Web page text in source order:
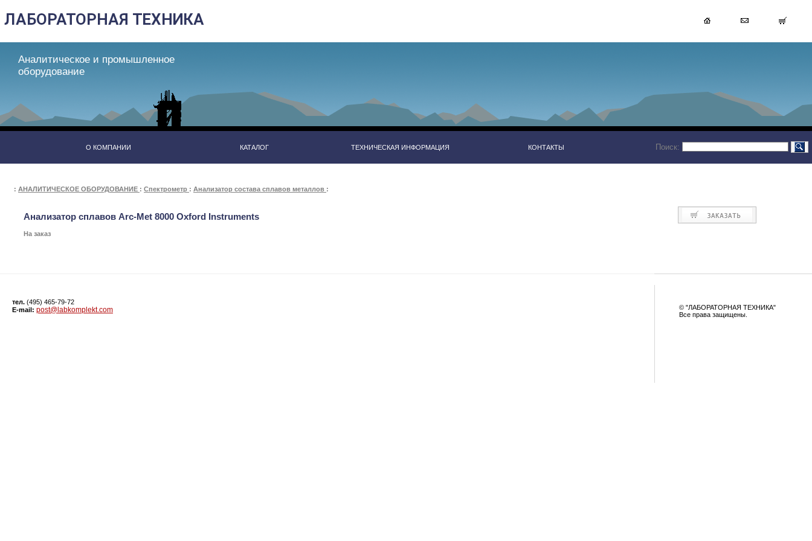
Аналитическое и промышленное
оборудование
О КОМПАНИИ КАТАЛОГ ТЕХНИЧЕСКАЯ ИНФОРМАЦИЯ КОНТАКТЫ Поиск:
: АНАЛИТИЧЕСКОЕ ОБОРУДОВАНИЕ : Спектрометр : Анализатор состава сплавов металлов :
Анализатор сплавов Arc-Met 8000 Oxford Instruments
На заказ
тел. (495) 465-79-72
E-mail: post@labkomplekt.com
© "ЛАБОРАТОРНАЯ ТЕХНИКА"
Все права защищены.